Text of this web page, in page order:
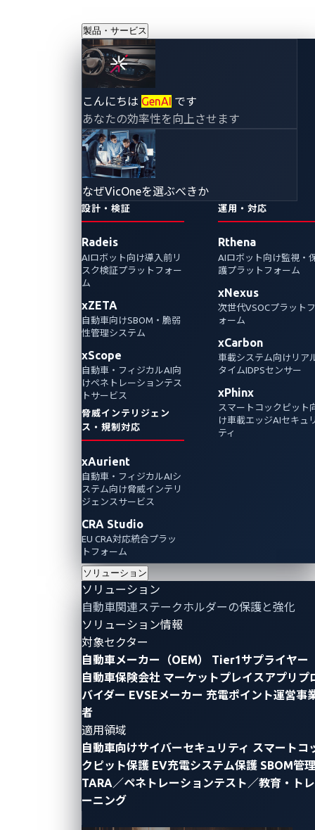
製品・サービス
こんにちは GenAI です
あなたの効率性を向上させます
なぜVicOneを選ぶべきか
設計・検証
Radeis
AIロボット向け導入前リ
スク検証プラットフォー
ム
xZETA
自動車向けSBOM・脆弱
性管理システム
xScope
自動車・フィジカルAI向
けペネトレーションテス
トサービス
脅威インテリジェン
ス・規制対応
xAurient
自動車・フィジカルAIシ
ステム向け脅威インテリ
ジェンスサービス
CRA Studio
EU CRA対応統合プラッ
トフォーム
運用・対応
Rthena
AIロボット向け監視・
護プラットフォーム
xNexus
次世代VSOCプラットフ
ォーム
xCarbon
車載システム向けリア
タイムIDPSセンサー
xPhinx
スマートコックピット
け車載エッジAIセキュ
ティ
ソリューション
ソリューション
自動車関連ステークホルダーの保護と強化
ソリューション情報
対象セクター
自動車メーカー（OEM）
Tier1サプライヤー
自動車保険会社 マーケットプレイスアプリプ
バイダー EVSEメーカー 充電ポイント運営事
者
適用領域
自動車向けサイバーセキュリティ スマートコ
クピット保護 EV充電システム保護 SBOM管理
TARA／ペネトレーションテスト／教育・トレ
ーニング